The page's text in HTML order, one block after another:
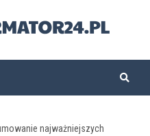
najważniejszych